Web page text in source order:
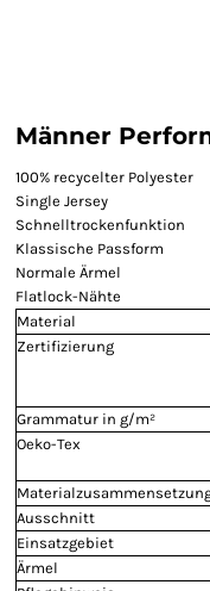
Männer
100% recycelter Polyester
Single Jersey
Schnelltrockenfunktion
Klassische Passform
Normale Ärmel
Flatlock-Nähte
Material
Zertifizierung
Grammatur in g/m²
Oeko-Tex
Ausschnitt
Einsatzgebiet
Ärmel